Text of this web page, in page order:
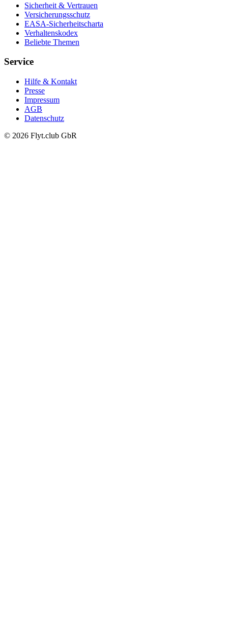
Sicherheit & Vertrauen
Versicherungsschutz
EASA-Sicherheitscharta
Verhaltenskodex
Beliebte Themen
Service
Hilfe & Kontakt
Presse
Impressum
AGB
Datenschutz
© 2026 Flyt.club GbR